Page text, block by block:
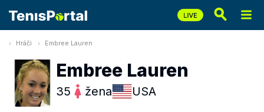
Hráči Embree Lauren
Embree Lauren
35 žena USA